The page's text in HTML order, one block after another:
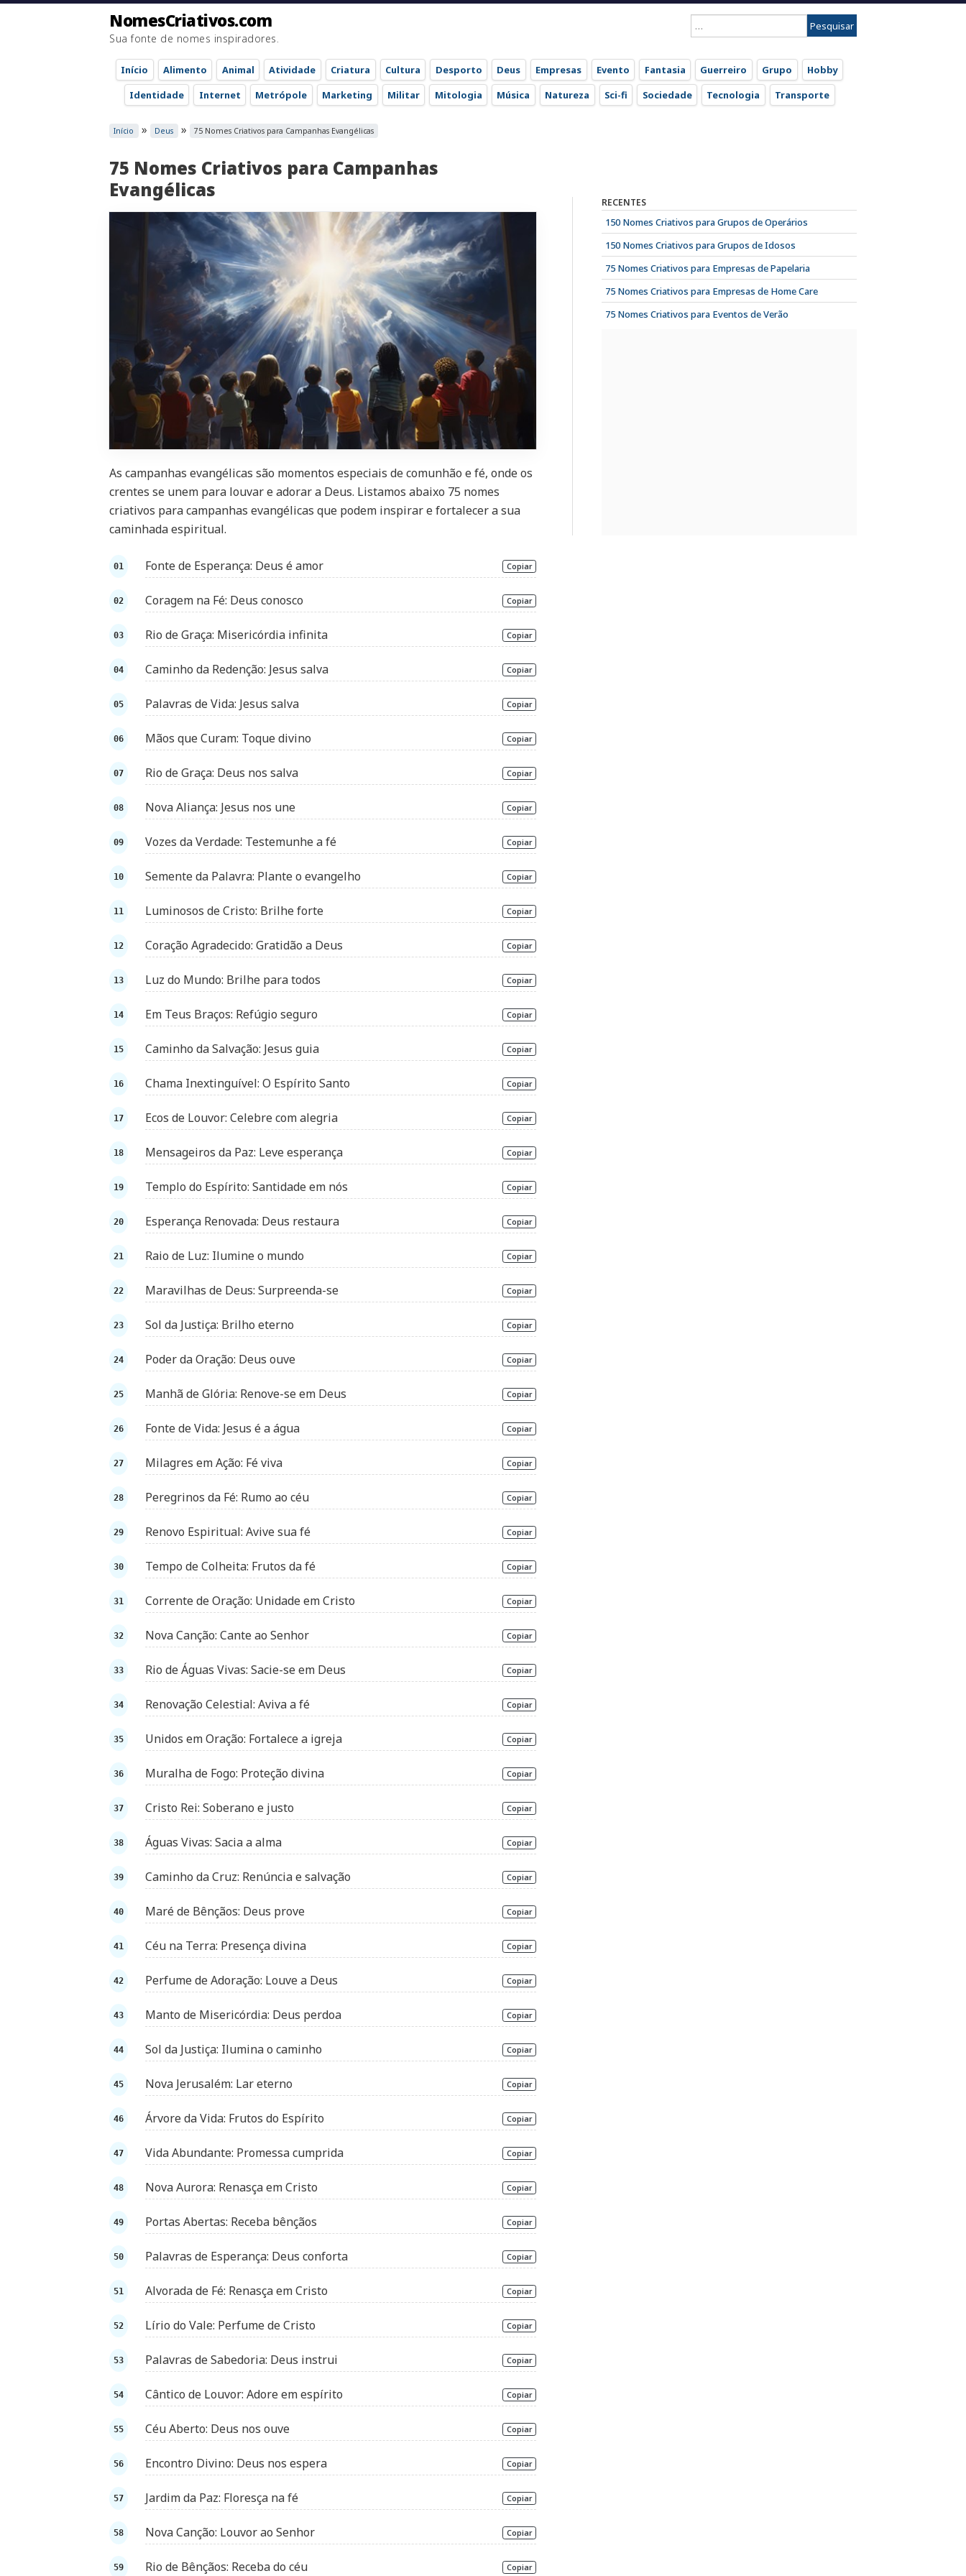
NomesCriativos.com
Sua fonte de nomes inspiradores.
por:
Início Alimento Animal Atividade Criatura Cultura Desporto Deus Empresas Evento Fantasia Guerreiro Grupo
Hobby
Identidade
Internet Metrópole Marketing Militar Mitologia Música Natureza Sci-fi Sociedade Tecnologia Transporte
Início » Deus » 75 Nomes Criativos para Campanhas Evangélicas
75 Nomes Criativos para Campanhas
Evangélicas
As campanhas evangélicas são momentos especiais de comunhão e fé, onde os
crentes se unem para louvar e adorar a Deus. Listamos abaixo 75 nomes
criativos para campanhas evangélicas que podem inspirar e fortalecer a sua
caminhada espiritual.
Fonte de Esperança: Deus é amor Copiar
Coragem na Fé: Deus conosco Copiar
Rio de Graça: Misericórdia infinita Copiar
Caminho da Redenção: Jesus salva Copiar
Palavras de Vida: Jesus salva Copiar
Mãos que Curam: Toque divino Copiar
Rio de Graça: Deus nos salva Copiar
Nova Aliança: Jesus nos une Copiar
Vozes da Verdade: Testemunhe a fé Copiar
Semente da Palavra: Plante o evangelho Copiar
Luminosos de Cristo: Brilhe forte Copiar
Coração Agradecido: Gratidão a Deus Copiar
Luz do Mundo: Brilhe para todos Copiar
Em Teus Braços: Refúgio seguro Copiar
Caminho da Salvação: Jesus guia Copiar
Chama Inextinguível: O Espírito Santo Copiar
Ecos de Louvor: Celebre com alegria Copiar
Mensageiros da Paz: Leve esperança Copiar
Templo do Espírito: Santidade em nós Copiar
Esperança Renovada: Deus restaura Copiar
Raio de Luz: Ilumine o mundo Copiar
Maravilhas de Deus: Surpreenda-se Copiar
Sol da Justiça: Brilho eterno Copiar
Poder da Oração: Deus ouve Copiar
Manhã de Glória: Renove-se em Deus Copiar
Fonte de Vida: Jesus é a água Copiar
Milagres em Ação: Fé viva Copiar
Peregrinos da Fé: Rumo ao céu Copiar
Renovo Espiritual: Avive sua fé Copiar
Tempo de Colheita: Frutos da fé Copiar
Corrente de Oração: Unidade em Cristo Copiar
Nova Canção: Cante ao Senhor Copiar
Rio de Águas Vivas: Sacie-se em Deus Copiar
Renovação Celestial: Aviva a fé Copiar
Unidos em Oração: Fortalece a igreja Copiar
Muralha de Fogo: Proteção divina Copiar
Cristo Rei: Soberano e justo Copiar
Águas Vivas: Sacia a alma Copiar
Caminho da Cruz: Renúncia e salvação Copiar
Maré de Bênçãos: Deus prove Copiar
Céu na Terra: Presença divina Copiar
Perfume de Adoração: Louve a Deus Copiar
Manto de Misericórdia: Deus perdoa Copiar
Sol da Justiça: Ilumina o caminho Copiar
Nova Jerusalém: Lar eterno Copiar
Árvore da Vida: Frutos do Espírito Copiar
Vida Abundante: Promessa cumprida Copiar
Nova Aurora: Renasça em Cristo Copiar
Portas Abertas: Receba bênçãos Copiar
Palavras de Esperança: Deus conforta Copiar
Alvorada de Fé: Renasça em Cristo Copiar
Lírio do Vale: Perfume de Cristo Copiar
Palavras de Sabedoria: Deus instrui Copiar
Cântico de Louvor: Adore em espírito Copiar
Céu Aberto: Deus nos ouve Copiar
Encontro Divino: Deus nos espera Copiar
Jardim da Paz: Floresça na fé Copiar
Nova Canção: Louvor ao Senhor Copiar
Rio de Bênçãos: Receba do céu Copiar
RECENTES
150 Nomes Criativos para Grupos de Operários
150 Nomes Criativos para Grupos de Idosos
75 Nomes Criativos para Empresas de Papelaria
75 Nomes Criativos para Empresas de Home Care
75 Nomes Criativos para Eventos de Verão